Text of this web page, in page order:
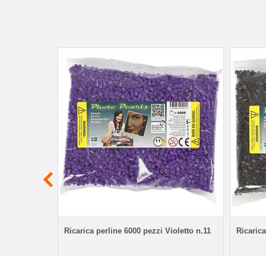
Ricarica perline 6000 pezzi Violetto n.11